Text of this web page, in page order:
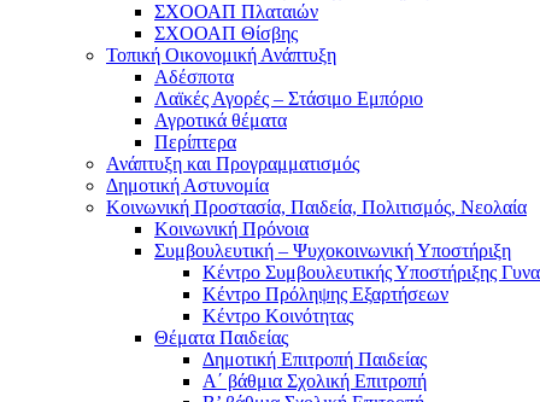
ΣΧΟΟΑΠ Πλαταιών
ΣΧΟΟΑΠ Θίσβης
Τοπική Οικονομική Ανάπτυξη
Αδέσποτα
Λαϊκές Αγορές – Στάσιμο Εμπόριο
Αγροτικά θέματα
Περίπτερα
Ανάπτυξη και Προγραμματισμός
Δημοτική Αστυνομία
Κοινωνική Προστασία, Παιδεία, Πολιτισμός, Νεολαία
Κοινωνική Πρόνοια
Συμβουλευτική – Ψυχοκοινωνική Υποστήριξη
Κέντρο Συμβουλευτικής Υποστήριξης
Κέντρο Πρόληψης Εξαρτήσεων
Κέντρο Κοινότητας
Θέματα Παιδείας
Δημοτική Επιτροπή Παιδείας
Α΄ βάθμια Σχολική Επιτροπή